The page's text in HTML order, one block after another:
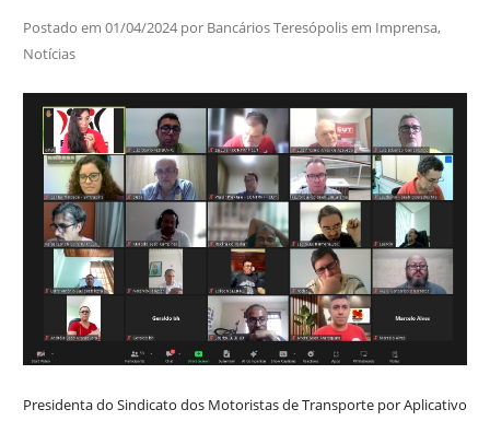
Postado em 01/04/2024por Bancários Teresópolisem Imprensa,
Notícias
Presidenta do Sindicato dos Motoristas de Transporte por Aplicativo